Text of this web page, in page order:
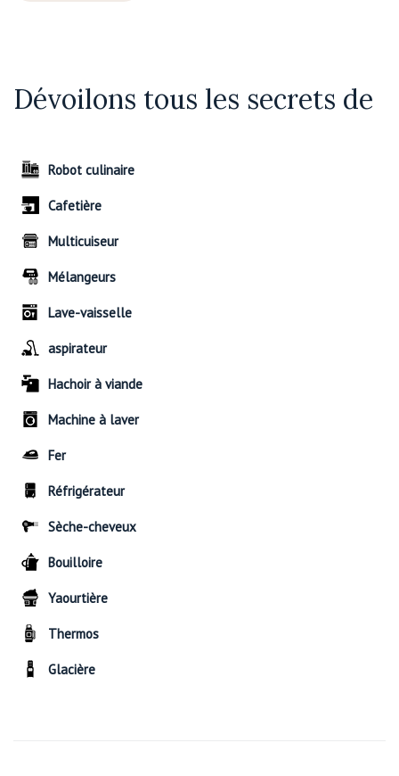
Dévoilons tous les secrets de
Robot culinaire
Cafetière
Multicuiseur
Mélangeurs
Lave-vaisselle
aspirateur
Hachoir à viande
Machine à laver
Fer
Réfrigérateur
Sèche-cheveux
Bouilloire
Yaourtière
Thermos
Glacière